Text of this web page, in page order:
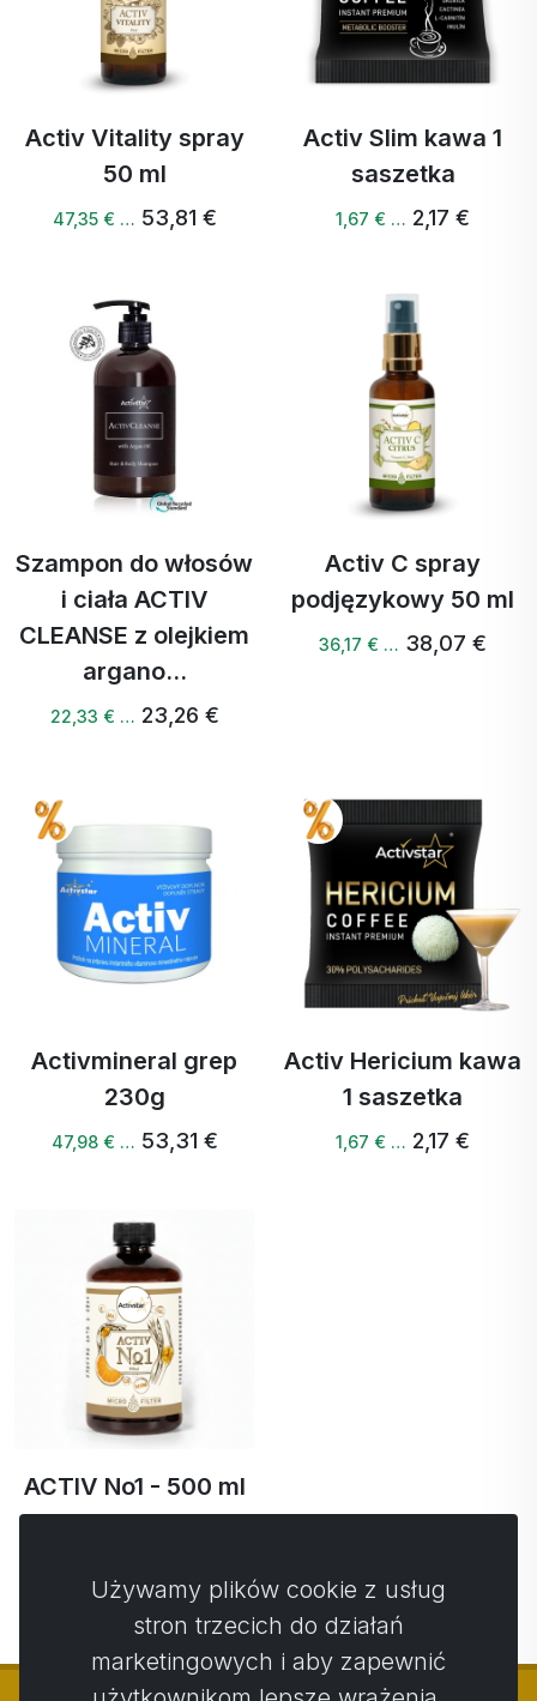
Activ Vitality spray
50 ml
47,35 € … 53,81 €
Activ Slim kawa 1
saszetka
1,67 € … 2,17 €
Szampon do włosów
i ciała ACTIV
CLEANSE z olejkiem
argano...
22,33 € … 23,26 €
Activ C spray
podjęzykowy 50 ml
36,17 € … 38,07 €
Activmineral grep
230g
47,98 € … 53,31 €
Activ Hericium kawa
1 saszetka
1,67 € … 2,17 €
ACTIV No1 - 500 ml
Używamy plików cookie z usług
stron trzecich do działań
marketingowych i aby zapewnić